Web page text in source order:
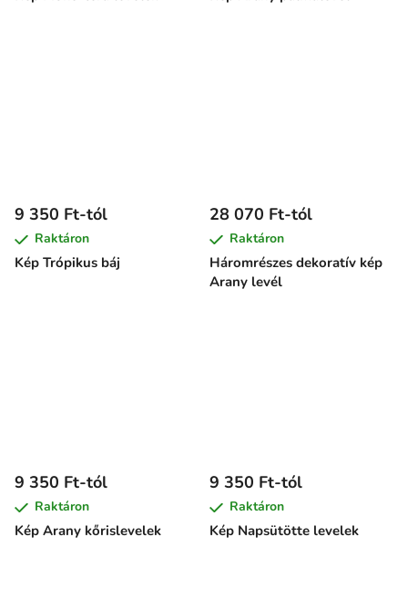
Kép Trópikus báj
9 350 Ft-tól
Raktáron
Háromrészes dekoratív kép
Arany levél
28 070 Ft-tól
Raktáron
Kép Arany kőrislevelek
9 350 Ft-tól
Raktáron
Kép Napsütötte levelek
9 350 Ft-tól
Raktáron